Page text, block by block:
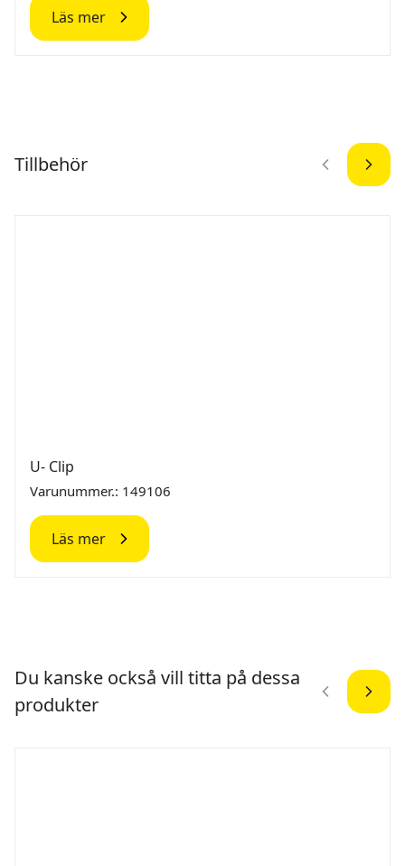
Läs mer
Tillbehör
U- Clip
Varunummer.: 149106
Läs mer
Du kanske också vill titta på dessa
produkter